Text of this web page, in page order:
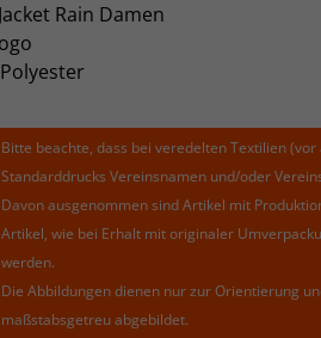
Rain Damen
Bitte beachte, dass bei veredelten Textilien
Standarddrucks Vereinsnamen und/oder
Davon ausgenommen sind Artikel mit
Artikel, wie bei Erhalt mit originaler
werden.
Die Abbildungen dienen nur zur Orientierung
maßstabsgetreu abgebildet.